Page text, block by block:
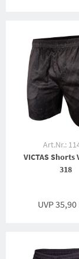
Art.Nr.:
VICTAS Shorts
318
UVP 35,90